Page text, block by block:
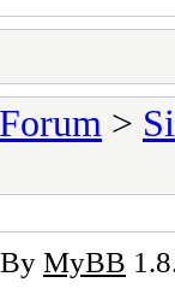
>
MyBB